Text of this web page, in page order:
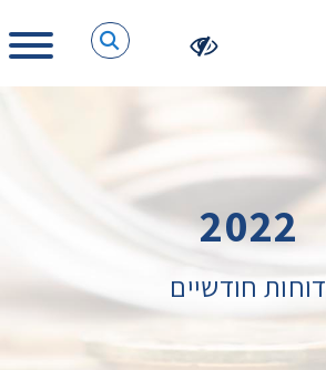
2022
דוחות חודשיים